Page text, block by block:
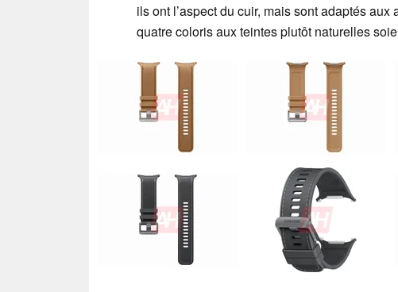
ils ont l’aspect du cuir, mais sont adaptés
quatre coloris aux teintes plutôt naturelles